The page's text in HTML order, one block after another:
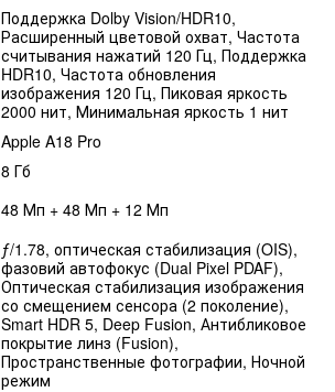
Поддержка Dolby Vision/HDR10,
Расширенный цветовой охват, Частота
считывания нажатий 120 Гц, Поддержка
HDR10, Частота обновления
изображения 120 Гц, Пиковая яркость
2000 нит, Минимальная яркость 1 нит
Apple A18 Pro
8 Гб
48 Мп + 48 Мп + 12 Мп
ƒ/1.78, оптическая стабилизация (OIS),
фазовий автофокус (Dual Pixel PDAF),
Оптическая стабилизация изображения
со смещением сенсора (2 поколение),
Smart HDR 5, Deep Fusion, Антибликовое
покрытие линз (Fusion),
Пространственные фотографии, Ночной
режим